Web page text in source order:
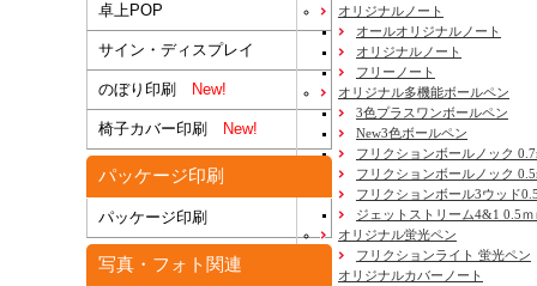
卓上POP
サイン・ディスプレイ
のぼり印刷 New!
椅子カバー印刷 New!
パッケージ印刷
パッケージ印刷
写真・フォト関連
オリジナルノート
オールオリジナルノート
オリジナルノート
フリーノート
オリジナル多機能ボールペン
3色プラスワンボールペン
New3色ボールペン
フリクションボールノック
フリクションボールノック
フリクションボール3ウッド
ジェットストリーム4&1 0.5ｍ
オリジナル蛍光ペン
フリクションライト 蛍光ペン
オリジナルカバーノート